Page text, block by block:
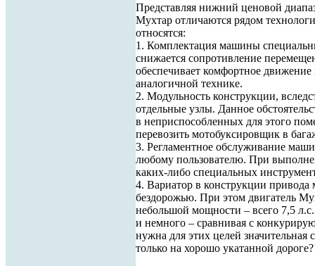
Представляя нижний ценовой
Мухтар отличаются рядом
относятся:
1. Комплектация машины
снижается сопротивление
обеспечивает комфортное
аналогичной технике.
2. Модульность конструкции,
отдельные узлы. Данное
в неприспособленных для этого
перевозить мотобуксировщик в
3. Регламентное обслуживание
любому пользователю. При
каких-либо специальных
4. Вариатор в конструкции
бездорожью. При этом двигатель
небольшой мощности – всего 7,5
и немного – сравнивая с
нужна для этих целей значительная
только на хорошо укатанной